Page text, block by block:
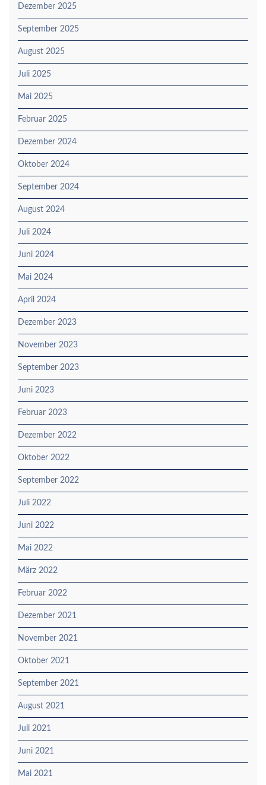
Dezember 2025
September 2025
August 2025
Juli 2025
Mai 2025
Februar 2025
Dezember 2024
Oktober 2024
September 2024
August 2024
Juli 2024
Juni 2024
Mai 2024
April 2024
Dezember 2023
November 2023
September 2023
Juni 2023
Februar 2023
Dezember 2022
Oktober 2022
September 2022
Juli 2022
Juni 2022
Mai 2022
März 2022
Februar 2022
Dezember 2021
November 2021
Oktober 2021
September 2021
August 2021
Juli 2021
Juni 2021
Mai 2021